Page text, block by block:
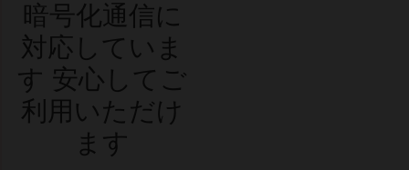
暗号化通信に
対応していま
す 安心してご
利用いただけ
ます